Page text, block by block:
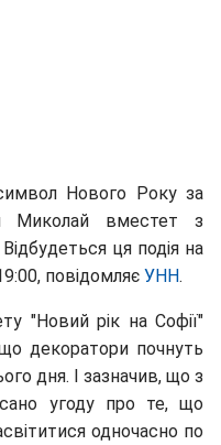
Нового Року за
Миколай вместет з
ця подія на
повідомляє УНН.
"Новий рік на Софії"
декоратори почнуть
дня. І зазначив, що з
угоду про те, що
одночасно по